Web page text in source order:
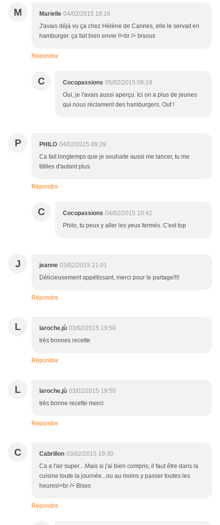
M Marielle 04/02/2015 19:16
J'avais déjà vu ça chez Hélène de Cannes, elle le servait en
hamburger. ça fait bien envie !!<br /> bisous
Répondre
C Cocopassions 05/02/2015 08:19
Oui, je l'avais aussi aperçu. Ici on a plus de jeunes
qui nous réclament des hamburgers. Ouf !
P PHILO 04/02/2015 09:29
Ca fait longtemps que je souhaite aussi me lancer, tu me
titilles d'autant plus
Répondre
C Cocopassions 04/02/2015 10:42
Philo, tu peux y aller les yeux fermés. C'est top
J jeanne 03/02/2015 21:01
Délicieusement appétissant, merci pour le partage!!!!
Répondre
L laroche.jù 03/02/2015 19:50
très bonnes recette
Répondre
L laroche.jù 03/02/2015 19:50
très bonne recette merci
Répondre
C Cabrillon 03/02/2015 19:30
Ca a l'air super....Mais si j'ai bien compris, il faut être dans la
cuisine toute la journée...ou au moins y passer toutes les
heures!<br /> Bises
Répondre